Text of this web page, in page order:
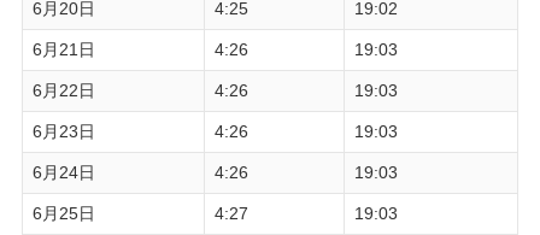
6月20日 4:25 19:02
6月21日 4:26 19:03
6月22日 4:26 19:03
6月23日 4:26 19:03
6月24日 4:26 19:03
6月25日 4:27 19:03